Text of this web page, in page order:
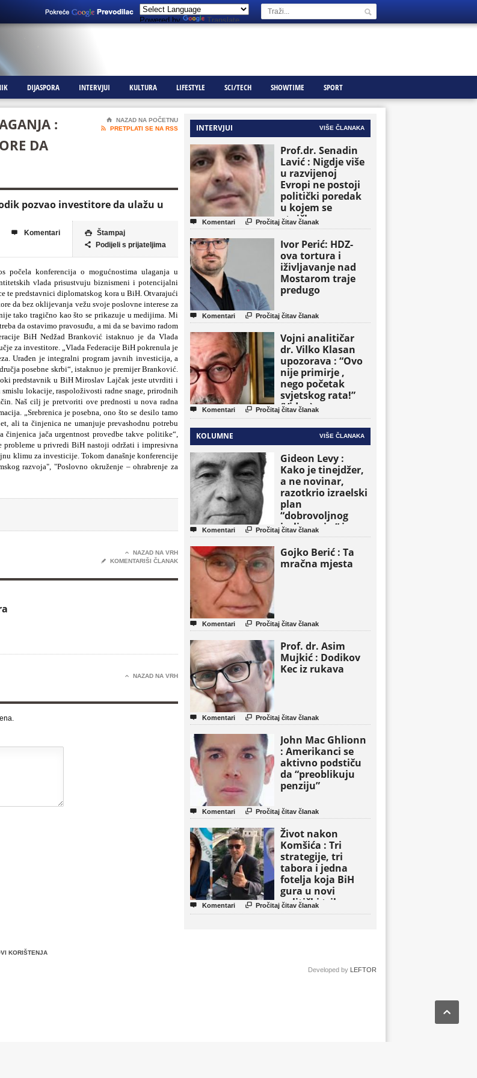
Powered by Translate
DIJASPORA INTERVJUI KULTURA LIFESTYLE SCI/TECH SHOWTIME SPORT
:
DA
⌂
NAZAD NA POČETNU

PRETPLATI SE NA RSS
pozvao investitore da ulažu u
 Štampaj
 Podijeli s prijateljima
 Komentari
počela konferencija o mogućnostima ulaganja u
vlada prisustvuju biznismeni i potencijalni
te predstavnici diplomatskog kora u BiH. Otvarajući
da bez oklijevanja vežu svoje poslovne interese za
tako tragično kao što se prikazuje u medijima. Mi
da ostavimo pravosuđu, a mi da se bavimo radom
BiH Nedžad Branković istaknuo je da Vlada
za investitore. „Vlada Federacije BiH pokrenula je
Urađen je integralni program javnih investicija, a
posebne skrbi“, istaknuo je premijer Branković.
predstavnik u BiH Miroslav Lajčak jeste utvrditi i
lokacije, raspoloživosti radne snage, prirodnih
Naš cilj je pretvoriti ove prednosti u nova radna
„Srebrenica je posebna, ono što se desilo tamo
ali ta činjenica ne umanjuje prevashodnu potrebu
činjenica jača urgentnost provedbe takve politike“,
probleme u privredi BiH nastoji održati i impresivna
klimu za investicije. Tokom današnje konferencije
razvoja", "Poslovno okruženje – ohrabrenje za

NAZAD NA VRH
✎
KOMENTARIŠI ČLANAK
 NAZAD NA VRH
INTERVJUI VIŠE ČLANAKA
Prof.dr. Senadin
Lavić : Nigdje više
u razvijenoj
Evropi ne postoji
politički poredak
u kojem se
etničke grupe
pojavljuju kao
osnovne političke
jedinice
 Komentari  Pročitaj čitav članak
Ivor Perić: HDZ-
ova tortura i
iživljavanje nad
Mostarom traje
predugo
 Komentari  Pročitaj čitav članak
Vojni analitičar
dr. Vilko Klasan
upozorava : “Ovo
nije primirje ,
nego početak
svjetskog rata!”
(Video)
 Komentari  Pročitaj čitav članak
KOLUMNE VIŠE ČLANAKA
Gideon Levy :
Kako je tinejdžer,
a ne novinar,
razotkrio izraelski
plan
“dobrovoljnog
iseljavanja ” iz
Gaze
 Komentari  Pročitaj čitav članak
Gojko Berić : Ta
mračna mjesta
 Komentari  Pročitaj čitav članak
Prof. dr. Asim
Mujkić : Dodikov
Kec iz rukava
 Komentari  Pročitaj čitav članak
John Mac Ghlionn
: Amerikanci se
aktivno podstiču
da “preoblikuju
penziju”
 Komentari  Pročitaj čitav članak
Život nakon
Komšića : Tri
strategije, tri
tabora i jedna
fotelja koja BiH
gura u novi
politički triler
 Komentari  Pročitaj čitav članak
KORIŠTENJA
Developed by LEFTOR
